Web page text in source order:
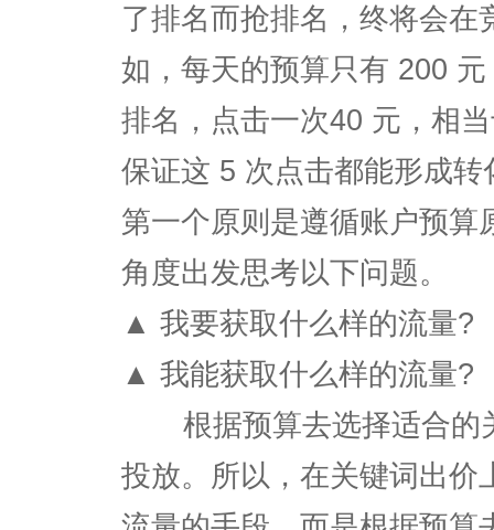
了排名而抢排名，终将会
如，每天的预算只有 200
排名，点击一次40 元，相
保证这 5 次点击都能形成
第一个原则是遵循账户预算
角度出发思考以下问题。
▲ 我要获取什么样的流量?
▲ 我能获取什么样的流量?
根据预算去选择适合的
投放。所以，在关键词出价